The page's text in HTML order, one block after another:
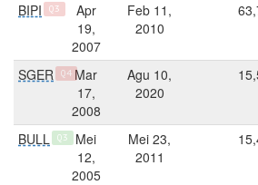
BIPI Q3
Apr
19,
2007
Feb 11,
2010
SGER Q4 Mar
17,
2008
Agu 10,
2020
BULL Q3
Mei
12,
2005
Mei 23,
2011